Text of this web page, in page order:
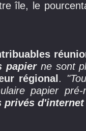
île, le
papier ne sont
régional .
papier
privés d'internet